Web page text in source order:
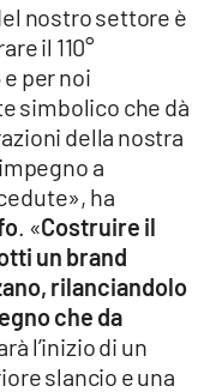
nostro settore è
il 110°
e per noi
simbolico che dà
della nostra
a
ha
. «Costruire il
un brand
rilanciandolo
che da
l’inizio di un
slancio e una